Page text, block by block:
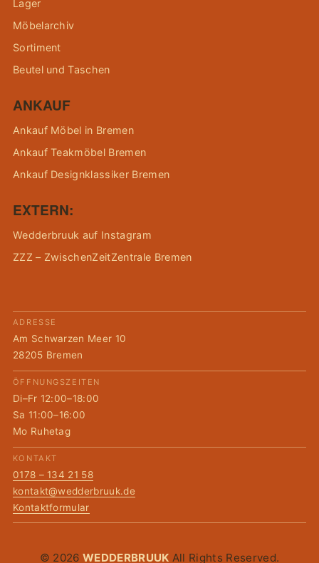
Lager
Möbelarchiv
Sortiment
Beutel und Taschen
ANKAUF
Ankauf Möbel in Bremen
Ankauf Teakmöbel Bremen
Ankauf Designklassiker Bremen
EXTERN:
Wedderbruuk auf Instagram
ZZZ – ZwischenZeitZentrale Bremen
ADRESSE
Am Schwarzen Meer 10
28205 Bremen
ÖFFNUNGSZEITEN
Di–Fr 12:00–18:00
Sa 11:00–16:00
Mo Ruhetag
KONTAKT
0178 – 134 21 58
kontakt@wedderbruuk.de
Kontaktformular
© 2026 WEDDERBRUUK All Rights Reserved.